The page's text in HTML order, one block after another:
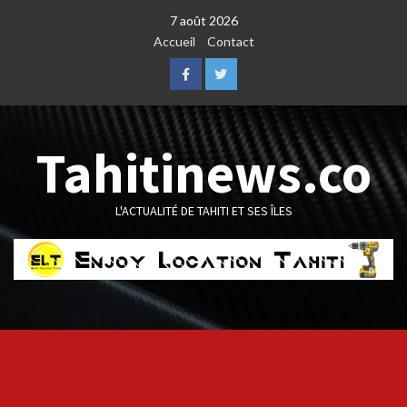
7 août 2026
Accueil
Contact
FacebookTwitter
Tahitinews.co
L'ACTUALITÉ DE TAHITI ET SES ÎLES